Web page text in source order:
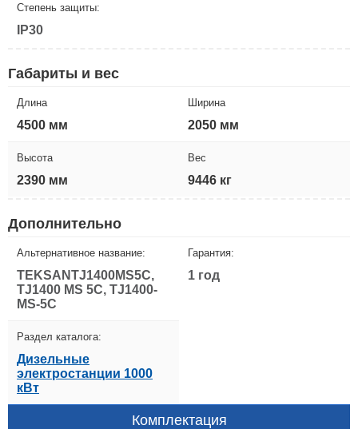
Степень защиты:
IP30
Габариты и вес
Длина
4500 мм
Ширина
2050 мм
Высота
2390 мм
Вес
9446 кг
Дополнительно
Альтернативное название:
TEKSANTJ1400MS5C,
TJ1400 MS 5C, TJ1400-
MS-5C
Гарантия:
1 год
Раздел каталога:
Дизельные
электростанции 1000
кВт
Комплектация